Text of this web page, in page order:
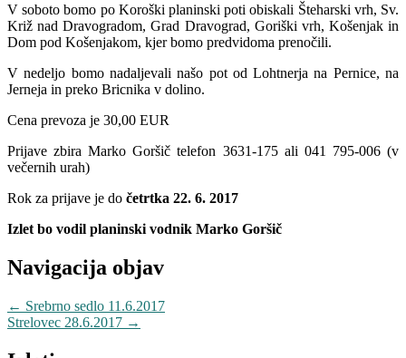
V soboto bomo po Koroški planinski poti obiskali Šteharski vrh, Sv.
Križ nad Dravogradom, Grad Dravograd, Goriški vrh, Košenjak in
Dom pod Košenjakom, kjer bomo predvidoma prenočili.
V nedeljo bomo nadaljevali našo pot od Lohtnerja na Pernice, na
Jerneja in preko Bricnika v dolino.
Cena prevoza je 30,00 EUR
Prijave zbira Marko Goršič telefon 3631-175 ali 041 795-006 (v
večernih urah)
Rok za prijave je do četrtka 22. 6. 2017
Izlet bo vodil planinski vodnik Marko Goršič
Navigacija objav
← Srebrno sedlo 11.6.2017
Strelovec 28.6.2017 →